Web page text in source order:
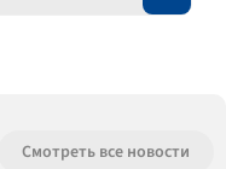
Смотреть все новости